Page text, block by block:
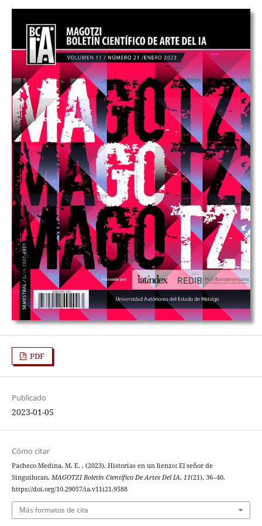
PDF
Publicado
2023-01-05
Cómo citar
Pacheco Medina, M. E. . (2023). Historias en un lienzo: El señor de
Singuilucan. MAGOTZI Boletín Científico De Artes Del IA, 11(21), 36–40.
https://doi.org/10.29057/ia.v11i21.9588
Más formatos de cita